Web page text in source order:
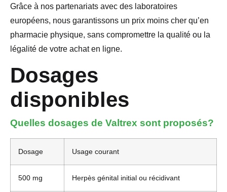
Grâce à nos partenariats avec des laboratoires
européens, nous garantissons un prix moins cher qu’en
pharmacie physique, sans compromettre la qualité ou la
légalité de votre achat en ligne.
Dosages
disponibles
Quelles dosages de Valtrex sont proposés?
Dosage Usage courant
500 mg Herpès génital initial ou récidivant